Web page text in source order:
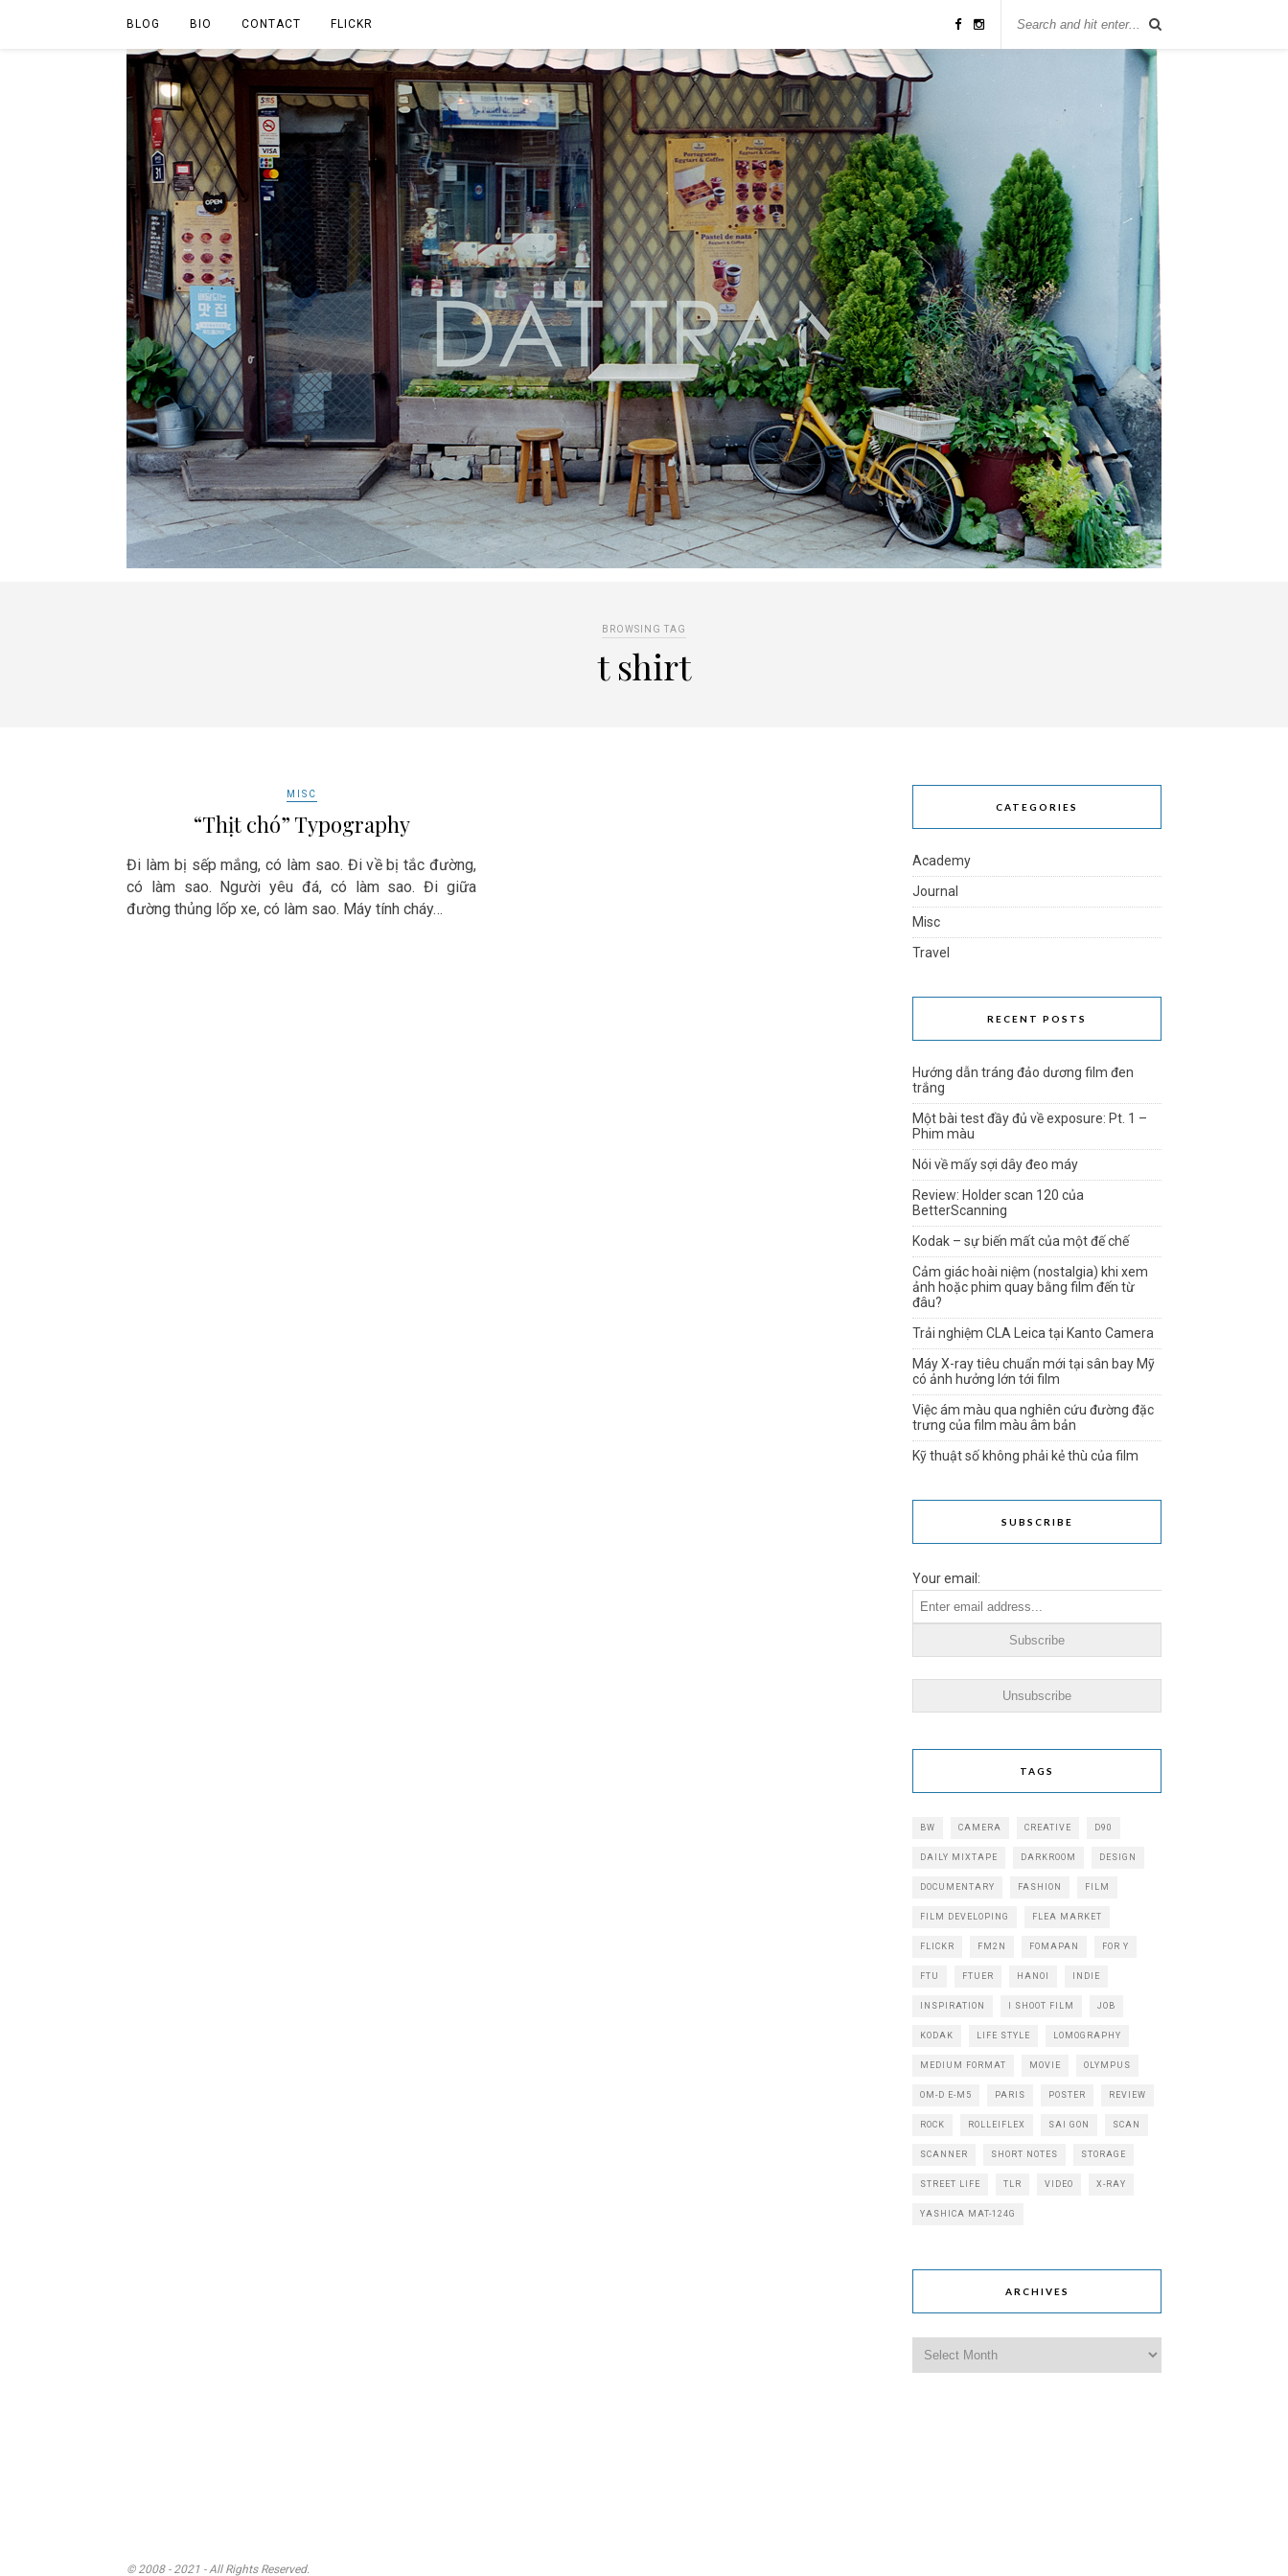
BLOG BIO CONTACT FLICKR
BROWSING TAG
t shirt
MISC
“Thịt chó” Typography
Đi làm bị sếp mắng, có làm sao. Đi về bị tắc đường,
có làm sao. Người yêu đá, có làm sao. Đi giữa
đường thủng lốp xe, có làm sao. Máy tính cháy…
CATEGORIES
Academy
Journal
Misc
Travel
RECENT POSTS
Hướng dẫn tráng đảo dương film đen
trắng
Một bài test đầy đủ về exposure: Pt. 1 –
Phim màu
Nói về mấy sợi dây đeo máy
Review: Holder scan 120 của
BetterScanning
Kodak – sự biến mất của một đế chế
Cảm giác hoài niệm (nostalgia) khi xem
ảnh hoặc phim quay bằng film đến từ
đâu?
Trải nghiệm CLA Leica tại Kanto Camera
Máy X-ray tiêu chuẩn mới tại sân bay Mỹ
có ảnh hưởng lớn tới film
Việc ám màu qua nghiên cứu đường đặc
trưng của film màu âm bản
Kỹ thuật số không phải kẻ thù của film
SUBSCRIBE
Your email:
TAGS
BW CAMERA CREATIVE D90
DAILY MIXTAPE DARKROOM DESIGN
DOCUMENTARY FASHION FILM
FILM DEVELOPING FLEA MARKET
FLICKR FM2N FOMAPAN FOR Y
FTU FTUER HANOI INDIE
INSPIRATION I SHOOT FILM JOB
KODAK LIFE STYLE LOMOGRAPHY
MEDIUM FORMAT MOVIE OLYMPUS
OM-D E-M5 PARIS POSTER REVIEW
ROCK ROLLEIFLEX SAI GON SCAN
SCANNER SHORT NOTES STORAGE
STREET LIFE TLR VIDEO X-RAY
YASHICA MAT-124G
ARCHIVES
© 2008 - 2021 - All Rights Reserved.